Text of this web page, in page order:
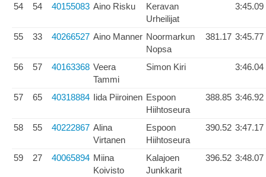
54 54 40155083 Aino Risku
Keravan
Urheilijat
3:45.09
55 33 40266527 Aino Manner Noormarkun
Nopsa
381.17 3:45.77
56 57 40163368 Veera
Tammi
Simon Kiri 3:46.04
57 65 40318884 Iida Piiroinen Espoon
Hiihtoseura
388.85 3:46.92
58 55 40222867 Alina
Virtanen
Espoon
Hiihtoseura
390.52 3:47.17
59 27 40065894 Miina
Koivisto
Kalajoen
Junkkarit
396.52 3:48.07